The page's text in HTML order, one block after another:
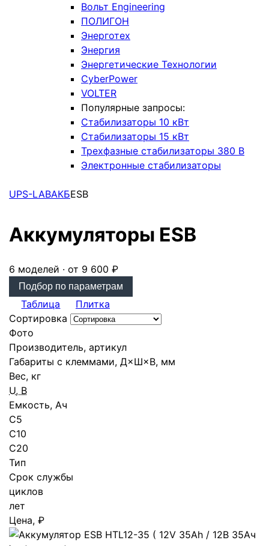
Вольт Engineering
ПОЛИГОН
Энерготех
Энергия
Энергетические Технологии
CyberPower
VOLTER
Популярные запросы:
Стабилизаторы 10 кВт
Стабилизаторы 15 кВт
Трехфазные стабилизаторы 380 В
Электронные стабилизаторы
UPS-LABАКБESB
Аккумуляторы ESB
6 моделей · от 9 600 ₽
Подбор по параметрам
Таблица
Плитка
Сортировка
Фото
Производитель, артикул
Габариты с клеммами, Д×Ш×В, мм
Вес, кг
U, В
Емкость, Ач
С5
C10
C20
Тип
Срок службы
циклов
лет
Цена, ₽